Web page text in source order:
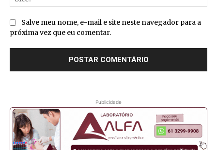
Salve meu nome, e-mail e site neste navegador para a
próxima vez que eu comentar.
Publicidade